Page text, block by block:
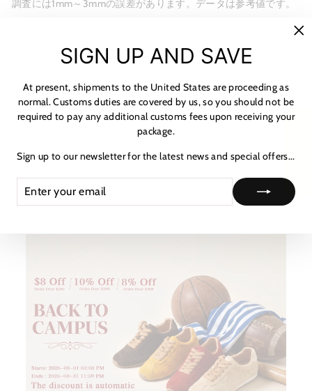
調査には1mm～3mmの誤差があります。データは参考値です。
SHIPPING & RETURNS
NOTICE & CARE GUIDE
SHIPPING INFORMATION
SIGN UP AND SAVE
At present, shipments to the United States are proceeding as
normal. Customs duties are covered by us, so you should not be
required to pay any additional customs fees upon receiving your
package.
Sign up to our newsletter for the latest news and special offers...
YOUR
EMAIL
★ レビュー